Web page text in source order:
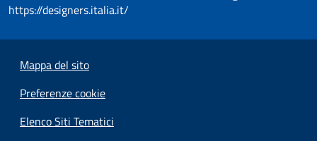
https://designers.italia.it/
Mappa del sito
Preferenze cookie
Elenco Siti Tematici